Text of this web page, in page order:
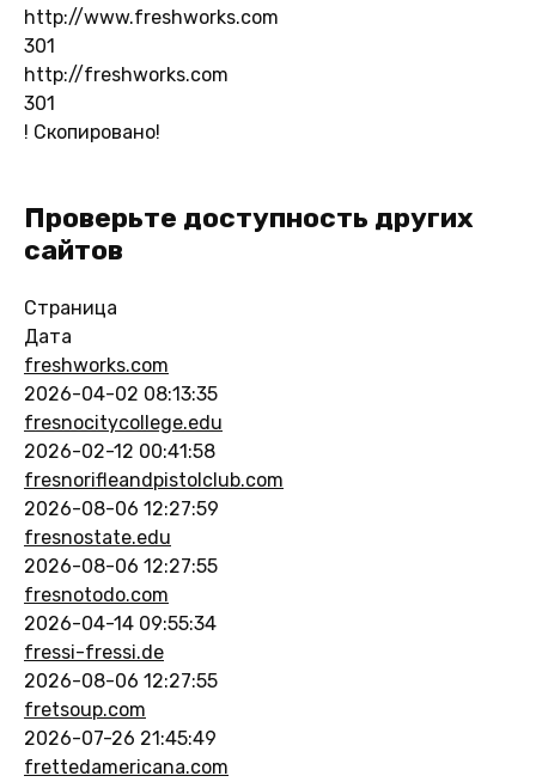
http://www.freshworks.com
301
http://freshworks.com
301
! Скопировано!
Проверьте доступность других
сайтов
Страница
Дата
freshworks.com
2026-04-02 08:13:35
fresnocitycollege.edu
2026-02-12 00:41:58
fresnorifleandpistolclub.com
2026-08-06 12:27:59
fresnostate.edu
2026-08-06 12:27:55
fresnotodo.com
2026-04-14 09:55:34
fressi-fressi.de
2026-08-06 12:27:55
fretsoup.com
2026-07-26 21:45:49
frettedamericana.com